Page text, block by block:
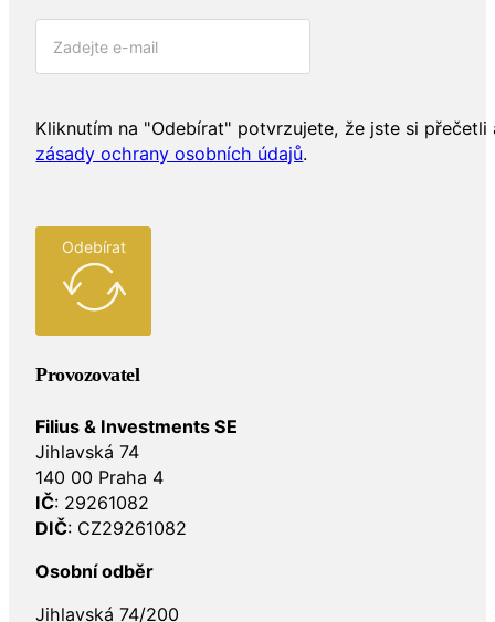
Kliknutím na "Odebírat" potvrzujete, že jste si přečetli
zásady ochrany osobních údajů.
Odebírat
Provozovatel
Filius & Investments SE
Jihlavská 74
140 00 Praha 4
IČ: 29261082
DIČ: CZ29261082
Osobní odběr
Jihlavská 74/200